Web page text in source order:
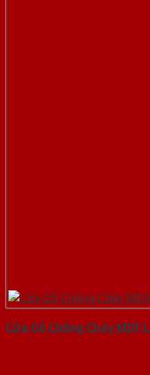
Cửa Gỗ Chống Cháy MDF